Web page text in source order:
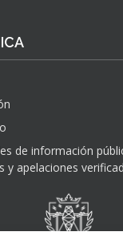
de información
y apelaciones